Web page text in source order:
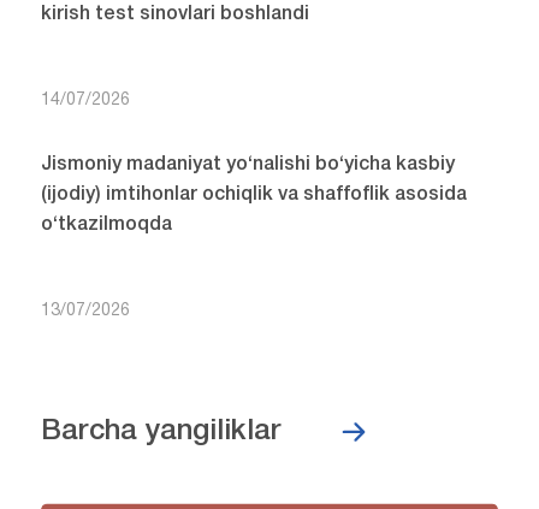
kirish test sinovlari boshlandi
14/07/2026
Jismoniy madaniyat yo‘nalishi bo‘yicha kasbiy
(ijodiy) imtihonlar ochiqlik va shaffoflik asosida
o‘tkazilmoqda
13/07/2026
Barcha yangiliklar